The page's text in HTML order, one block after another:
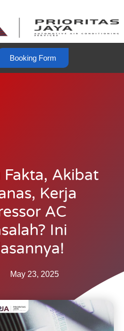
Booking Form
Akibat
Kerja
AC
Ini
May 23, 2025